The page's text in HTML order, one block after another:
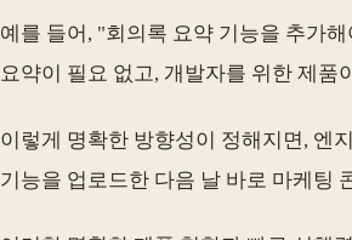
예를 들어, "회의록 요약 기능을 추가
요약이 필요 없고, 개발자를 위한 제품
이렇게 명확한 방향성이 정해지면, 엔
기능을 업로드한 다음 날 바로 마케팅